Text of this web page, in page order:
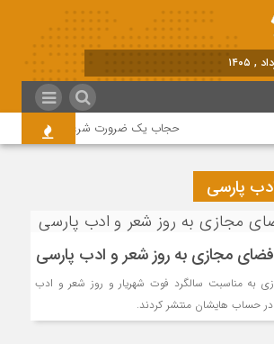
حجاب یک ضرورت شرعی قانونی و همه
پارسی
فضای مجازی به روز شعر و ادب پارسی
به مناسبت سالگرد فوت شهریار و روز شعر و ادب
حساب هایشان منتشر کردند.